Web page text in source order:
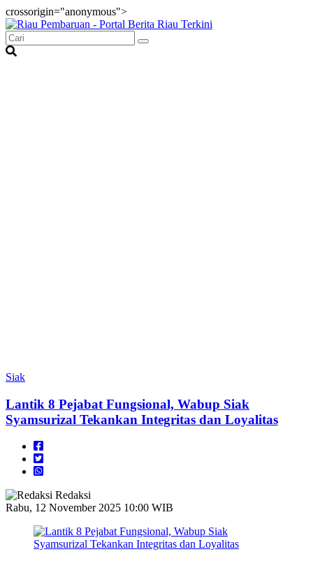
crossorigin="anonymous">
Siak
Lantik 8 Pejabat Fungsional, Wabup Siak
Syamsurizal Tekankan Integritas dan Loyalitas
Redaksi
Rabu, 12 November 2025 10:00 WIB